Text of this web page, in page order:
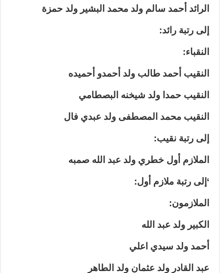
الرائد أحمد سالم ولد محمد البشير ولد حمزة
إلى رتبة رائد:
النقباء:
النقيب أحمد طالب ولد أحمدو أحميده
النقيب حمدا ولد شيخنه البصطامي
النقيب محمد المصطفى ولد عبدي فال
إلى رتبة نقيب:
الملازم أول خطري ولد عبد الله صمبه
‘إلى رتبة ملازم أول:
الملازمون:
الكبير ولد عبد الله
أحمد ولد سيدي اعلي
عبد القادر ولد عثمان ولد الطاهر